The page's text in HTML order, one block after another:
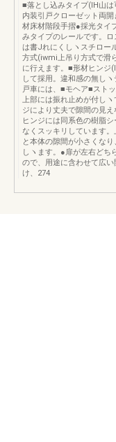
■落とし込みタイプ(lH山
内装引戸クローゼット両
材床材階段手摺●採光タイ
みタイプのレールです。
は書Jれにくしヽスチロー
方式(iwmi上吊り方式で滑
に行えます。■形材ヒンジ
して採用。違和感の無し
戸車には、■モヘア■スト
上部には振れ止めが付し
ジにより丈夫で隙間の見え
ヒンジには同系色の樹脂
なくスッキリしています
と本体の隙間が小さくな
しヽます。●扉が左右どち
ので、用途に含わせて広
け、274